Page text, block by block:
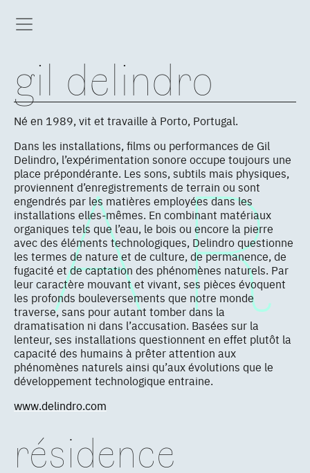
gil delindro
Né en 1989, vit et travaille à Porto, Portugal.
Dans les installations, films ou performances de Gil
Delindro, l’expérimentation sonore occupe toujours une
place prépondérante. Les sons, subtils mais physiques,
proviennent d’enregistrements de terrain ou sont
engendrés par les matières employées dans les
installations elles-mêmes. En combinant matériaux
organiques tels que l’eau, le bois ou encore la pierre
avec des éléments technologiques, Delindro questionne
les termes de nature et de culture, de permanence, de
fugacité et de captation des phénomènes naturels. Par
leur caractère mouvant et vivant, ses pièces évoquent
les profonds bouleversements que notre monde
traverse, sans pour autant tomber dans la
dramatisation ni dans l’accusation. Basées sur la
lenteur, ses installations questionnent en effet plutôt la
capacité des humains à prêter attention aux
phénomènes naturels ainsi qu’aux évolutions que le
développement technologique entraine.
www.delindro.com
résidence